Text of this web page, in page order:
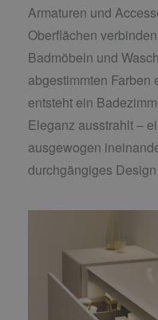
Armaturen und
Oberflächen
Badmöbeln und
abgestimmten Farben
entsteht ein
Eleganz ausstrahlt –
ausgewogen
durchgängiges